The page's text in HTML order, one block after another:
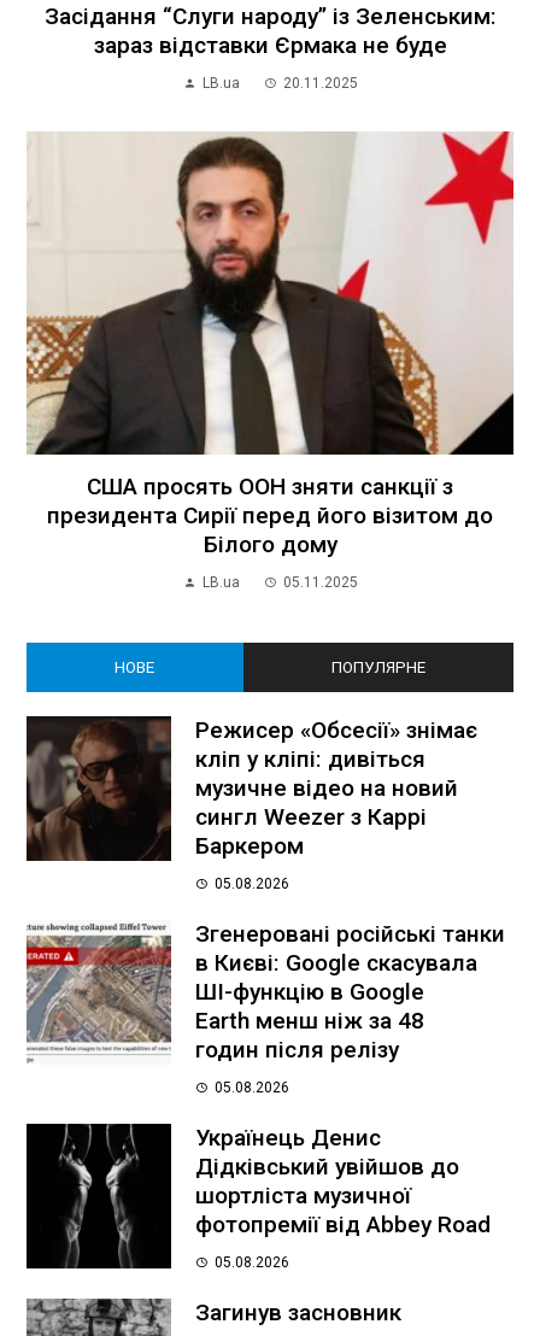
Засідання “Слуги народу” із Зеленським:
зараз відставки Єрмака не буде
LB.ua 20.11.2025
США просять ООН зняти санкції з
президента Сирії перед його візитом до
Білого дому
LB.ua 05.11.2025
НОВЕ ПОПУЛЯРНЕ
Режисер «Обсесії» знімає
кліп у кліпі: дивіться
музичне відео на новий
сингл Weezer з Каррі
Баркером
05.08.2026
Згенеровані російські танки
в Києві: Google скасувала
ШІ-функцію в Google
Earth менш ніж за 48
годин після релізу
05.08.2026
Українець Денис
Дідківський увійшов до
шортліста музичної
фотопремії від Abbey Road
05.08.2026
Загинув засновник